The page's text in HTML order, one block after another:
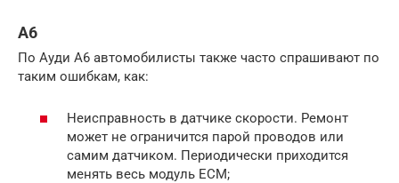
A6
По Ауди А6 автомобилисты также часто спрашивают по
таким ошибкам, как:
Неисправность в датчике скорости. Ремонт
может не ограничится парой проводов или
самим датчиком. Периодически приходится
менять весь модуль ECM;